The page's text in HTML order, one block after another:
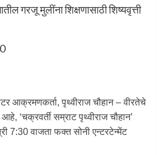
गरजू मुलींना शिक्षणासाठी शिष्यवृत्ती
आक्रमणकर्ता, पृथ्वीराज चौहान – वीरतेचे
‘चक्रवर्ती सम्राट पृथ्वीराज चौहान’
7:30 वाजता फक्त सोनी एन्टरटेन्मेंट